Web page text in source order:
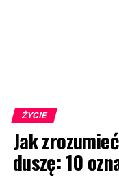
ŻYCIE
Jak
duszę: 10